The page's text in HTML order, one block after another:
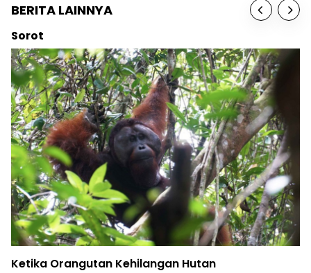
BERITA LAINNYA
Sorot
Ketika Orangutan Kehilangan Hutan